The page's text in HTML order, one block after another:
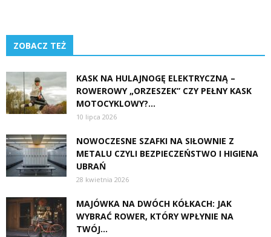
ZOBACZ TEŻ
KASK NA HULAJNOGĘ ELEKTRYCZNĄ –
ROWEROWY „ORZESZEK” CZY PEŁNY KASK
MOTOCYKLOWY?...
10 lipca 2026
NOWOCZESNE SZAFKI NA SIŁOWNIE Z
METALU CZYLI BEZPIECZEŃSTWO I HIGIENA
UBRAŃ
28 kwietnia 2026
MAJÓWKA NA DWÓCH KÓŁKACH: JAK
WYBRAĆ ROWER, KTÓRY WPŁYNIE NA
TWÓJ...